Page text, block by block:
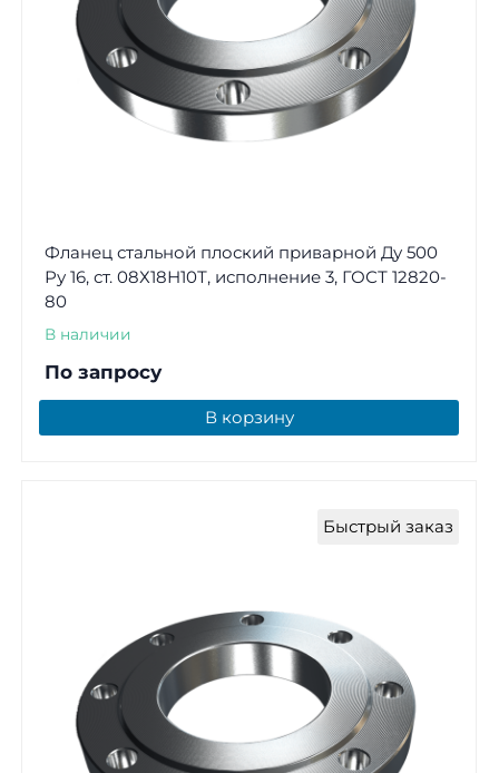
Фланец стальной плоский приварной Ду 500
Ру 16, ст. 08Х18Н10Т, исполнение 3, ГОСТ 12820-
80
В наличии
По запросу
В корзину
Быстрый заказ